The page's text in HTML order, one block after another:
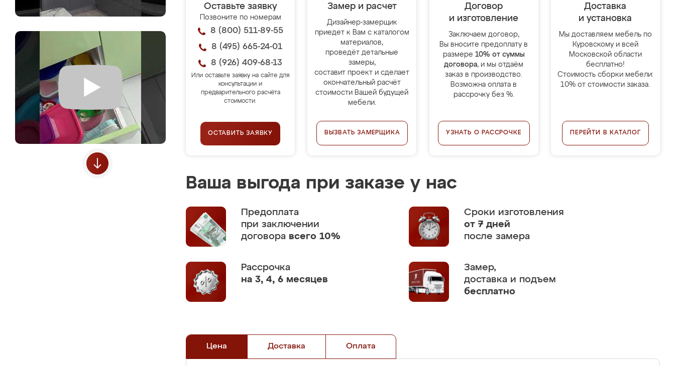
Оставьте заявку
Позвоните по номерам
8 (800) 511-89-55
8 (495) 665-24-01
8 (926) 409-68-13
Или оставьте заявку на сайте для
консультации и
предварительного расчёта
стоимости.
ОСТАВИТЬ ЗАЯВКУ
Замер и расчет
Дизайнер-замерщик
приедет к Вам с каталогом
материалов,
проведёт детальные
замеры,
составит проект и сделает
окончательный расчёт
стоимости Вашей будущей
мебели.
ВЫЗВАТЬ ЗАМЕРЩИКА
Договор
и изготовление
Заключаем договор,
Вы вносите предоплату в
размере 10% от суммы
договора, и мы отдаём
заказ в производство.
Возможна оплата в
рассрочку без %.
УЗНАТЬ О РАССРОЧКЕ
Доставка
и установка
Мы доставляем мебель по
Куровскому и всей
Московской области
бесплатно!
Стоимость сборки мебели:
10% от стоимости заказа.
ПЕРЕЙТИ В КАТАЛОГ
Ваша выгода при заказе у нас
Предоплата
при заключении
договора всего 10%
Сроки изготовления
от 7 дней
после замера
Рассрочка
на 3, 4, 6 месяцев
Замер,
доставка и подъем
бесплатно
Цена Доставка Оплата